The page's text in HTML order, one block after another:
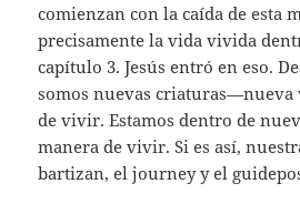
comienzan con la caída de esta
precisamente la vida vivida
capítulo 3. Jesús entró en eso.
somos nuevas criaturas—nueva
de vivir. Estamos dentro de
manera de vivir. Si es así,
bartizan, el journey y el